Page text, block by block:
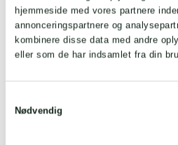
hjemmeside med vores partnere
annonceringspartnere og
kombinere disse data med andre
eller som de har indsamlet fra din
Nødvendig
Tilladelse til
*Ved at trykke “download”